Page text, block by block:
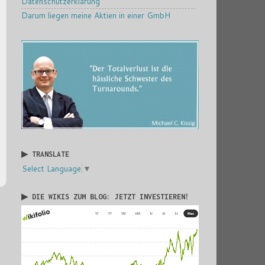
Darum liegen meine Aktien in einer GmbH
▶ TRANSLATE
Select Language ▼
▶ DIE WIKIS ZUM BLOG: JETZT INVESTIEREN!